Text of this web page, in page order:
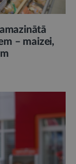
– maizei,